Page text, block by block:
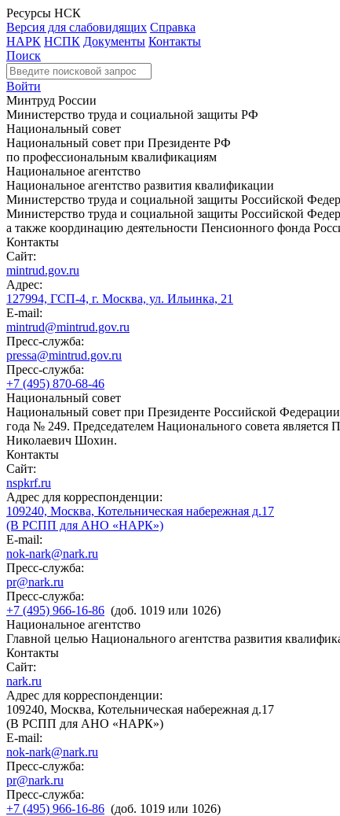
Ресурсы НСК
Версия для слабовидящих Справка
НАРК НСПК Документы Контакты
Поиск
Войти
Минтруд России
Министерство труда и социальной защиты РФ
Национальный совет
Национальный совет при Президенте РФ
по профессиональным квалификациям
Национальное агентство
Национальное агентство развития квалификации
Министерство труда и социальной защиты Российской
Министерство труда и социальной защиты Российской
а также координацию деятельности Пенсионного фонда
Контакты
Сайт:
mintrud.gov.ru
Адрес:
127994, ГСП-4, г. Москва, ул. Ильинка, 21
E-mail:
mintrud@mintrud.gov.ru
Пресс-служба:
pressa@mintrud.gov.ru
Пресс-служба:
+7 (495) 870-68-46
Национальный совет
Национальный совет при Президенте Российской
года № 249. Председателем Национального совета
Николаевич Шохин.
Контакты
Сайт:
nspkrf.ru
Адрес для корреспонденции:
109240, Москва, Котельническая набережная д.17
(В РСПП для АНО «НАРК»)
E-mail:
nok-nark@nark.ru
Пресс-служба:
pr@nark.ru
Пресс-служба:
+7 (495) 966-16-86 (доб. 1019 или 1026)
Национальное агентство
Главной целью Национального агентства развития
Контакты
Сайт:
nark.ru
Адрес для корреспонденции:
109240, Москва, Котельническая набережная д.17
(В РСПП для АНО «НАРК»)
E-mail:
nok-nark@nark.ru
Пресс-служба:
pr@nark.ru
Пресс-служба:
+7 (495) 966-16-86 (доб. 1019 или 1026)